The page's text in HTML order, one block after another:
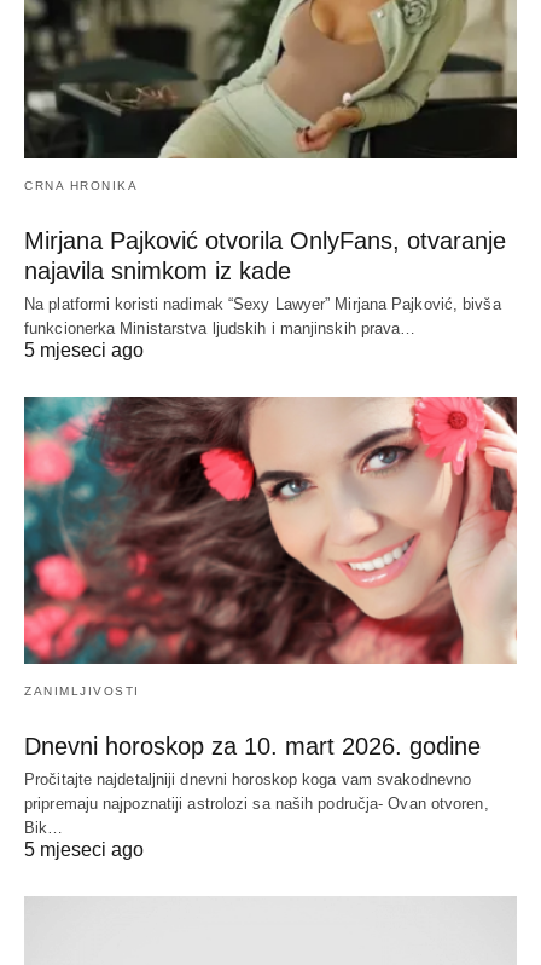
CRNA HRONIKA
Mirjana Pajković otvorila OnlyFans, otvaranje
najavila snimkom iz kade
Na platformi koristi nadimak “Sexy Lawyer” Mirjana Pajković, bivša
funkcionerka Ministarstva ljudskih i manjinskih prava…
5 mjeseci ago
ZANIMLJIVOSTI
Dnevni horoskop za 10. mart 2026. godine
Pročitajte najdetaljniji dnevni horoskop koga vam svakodnevno
pripremaju najpoznatiji astrolozi sa naših područja- Ovan otvoren,
Bik…
5 mjeseci ago